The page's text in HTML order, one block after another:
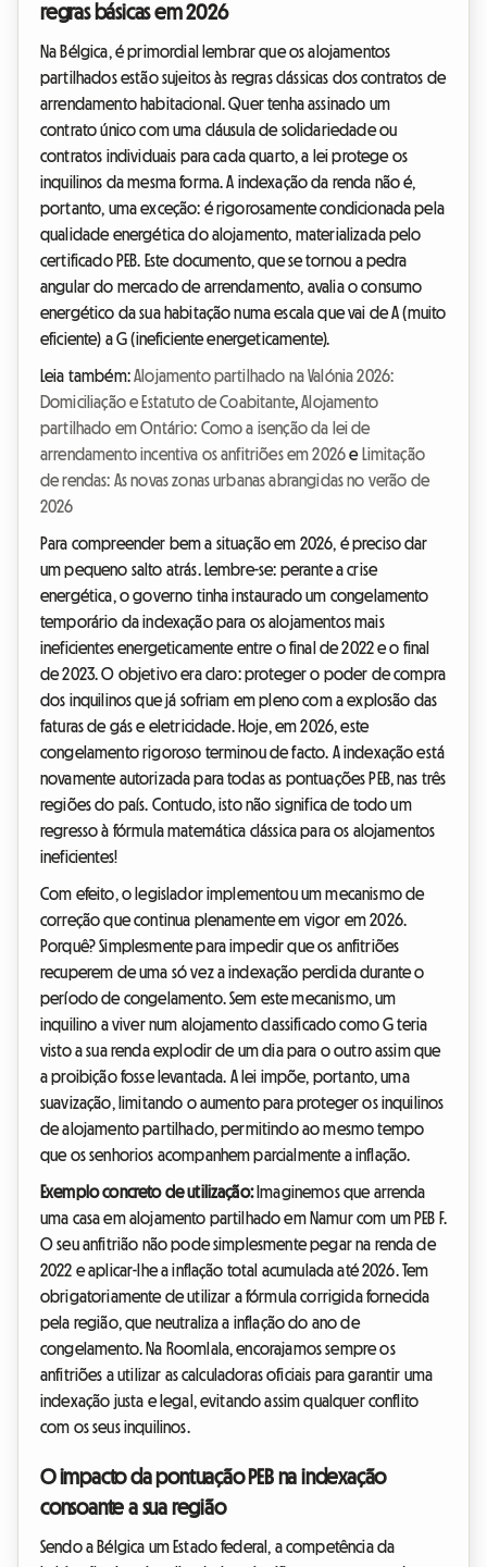
regras básicas em 2026
Na Bélgica, é primordial lembrar que os alojamentos
partilhados estão sujeitos às regras clássicas dos contratos de
arrendamento habitacional. Quer tenha assinado um
contrato único com uma cláusula de solidariedade ou
contratos individuais para cada quarto, a lei protege os
inquilinos da mesma forma. A indexação da renda não é,
portanto, uma exceção: é rigorosamente condicionada pela
qualidade energética do alojamento, materializada pelo
certificado PEB. Este documento, que se tornou a pedra
angular do mercado de arrendamento, avalia o consumo
energético da sua habitação numa escala que vai de A (muito
eficiente) a G (ineficiente energeticamente).
Leia também:Alojamento partilhado na Valónia 2026:
Domiciliação e Estatuto de Coabitante,Alojamento
partilhado em Ontário: Como a isenção da lei de
arrendamento incentiva os anfitriões em 2026e Limitação
de rendas: As novas zonas urbanas abrangidas no verão de
2026
Para compreender bem a situação em 2026, é preciso dar
um pequeno salto atrás. Lembre-se: perante a crise
energética, o governo tinha instaurado um congelamento
temporário da indexação para os alojamentos mais
ineficientes energeticamente entre o final de 2022 e o final
de 2023. O objetivo era claro: proteger o poder de compra
dos inquilinos que já sofriam em pleno com a explosão das
faturas de gás e eletricidade. Hoje, em 2026, este
congelamento rigoroso terminou de facto. A indexação está
novamente autorizada para todas as pontuações PEB, nas três
regiões do país. Contudo, isto não significa de todo um
regresso à fórmula matemática clássica para os alojamentos
ineficientes!
Com efeito, o legislador implementou um mecanismo de
correção que continua plenamente em vigor em 2026.
Porquê? Simplesmente para impedir que os anfitriões
recuperem de uma só vez a indexação perdida durante o
período de congelamento. Sem este mecanismo, um
inquilino a viver num alojamento classificado como G teria
visto a sua renda explodir de um dia para o outro assim que
a proibição fosse levantada. A lei impõe, portanto, uma
suavização, limitando o aumento para proteger os inquilinos
de alojamento partilhado, permitindo ao mesmo tempo
que os senhorios acompanhem parcialmente a inflação.
Exemplo concreto de utilização:Imaginemos que arrenda
uma casa em alojamento partilhado em Namur com um PEB F.
O seu anfitrião não pode simplesmente pegar na renda de
2022 e aplicar-lhe a inflação total acumulada até 2026. Tem
obrigatoriamente de utilizar a fórmula corrigida fornecida
pela região, que neutraliza a inflação do ano de
congelamento. Na Roomlala, encorajamos sempre os
anfitriões a utilizar as calculadoras oficiais para garantir uma
indexação justa e legal, evitando assim qualquer conflito
com os seus inquilinos.
O impacto da pontuação PEB na indexação
consoante a sua região
Sendo a Bélgica um Estado federal, a competência da